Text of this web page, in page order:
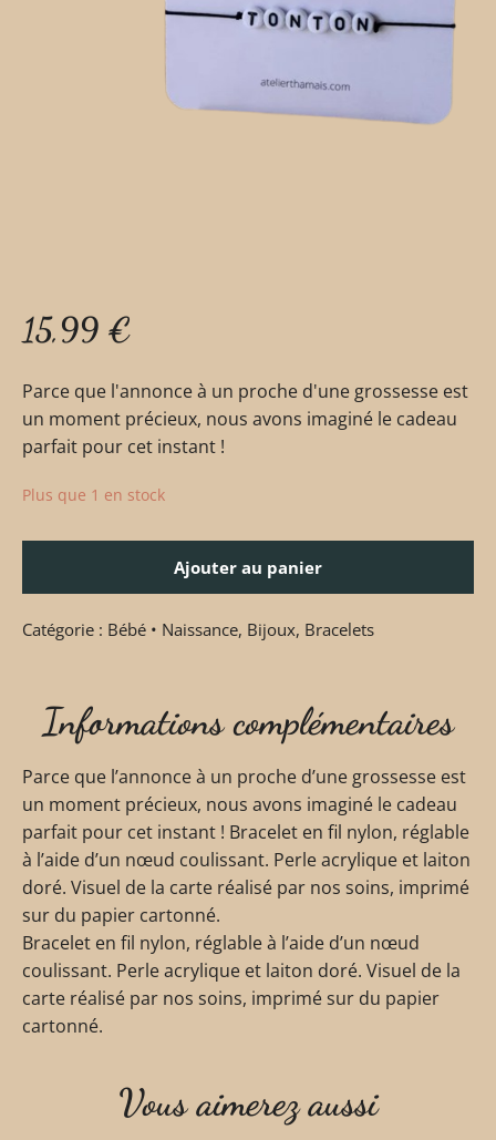
15,99 €
Parce que l'annonce à un proche d'une grossesse est
un moment précieux, nous avons imaginé le cadeau
parfait pour cet instant !
Plus que 1 en stock
Ajouter au panier
Catégorie : Bébé • Naissance, Bijoux, Bracelets
Informations complémentaires
Parce que l’annonce à un proche d’une grossesse est
un moment précieux, nous avons imaginé le cadeau
parfait pour cet instant ! Bracelet en fil nylon, réglable
à l’aide d’un nœud coulissant. Perle acrylique et laiton
doré. Visuel de la carte réalisé par nos soins, imprimé
sur du papier cartonné.
Bracelet en fil nylon, réglable à l’aide d’un nœud
coulissant. Perle acrylique et laiton doré. Visuel de la
carte réalisé par nos soins, imprimé sur du papier
cartonné.
Vous aimerez aussi